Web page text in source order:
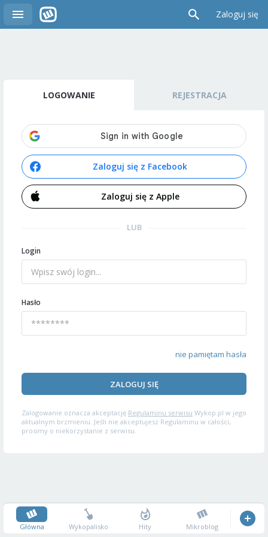
Zaloguj się
LOGOWANIE REJESTRACJA
Zaloguj się z Facebook
Zaloguj się z Apple
LUB
Login
Hasło
nie pamiętam hasła
ZALOGUJ SIĘ
Zalogowanie oznacza akceptację Regulaminu serwisu Wykop.pl w jego
aktualnym brzmieniu. Jeśli nie akceptujesz Regulaminu w całości,
prosimy o niekorzystanie z serwisu.
Główna Wykopalisko Hity Mikroblog